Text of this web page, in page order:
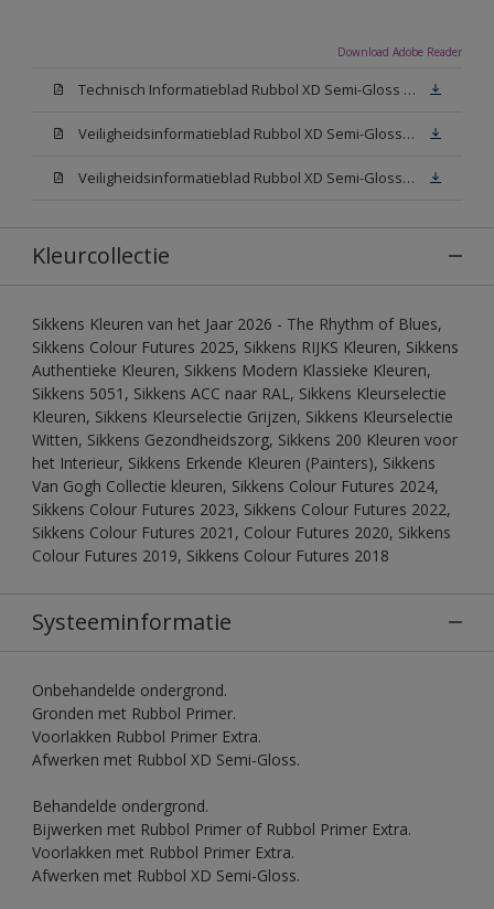
Download Adobe Reader
Technisch Informatieblad Rubbol XD Semi-Gloss (PDF)
Veiligheidsinformatieblad Rubbol XD Semi-Gloss White W05 (MSDS)
Veiligheidsinformatieblad Rubbol XD Semi-Gloss N00 (MSDS)
Kleurcollectie
Sikkens Kleuren van het Jaar 2026 - The Rhythm of Blues,
Sikkens Colour Futures 2025, Sikkens RIJKS Kleuren, Sikkens
Authentieke Kleuren, Sikkens Modern Klassieke Kleuren,
Sikkens 5051, Sikkens ACC naar RAL, Sikkens Kleurselectie
Kleuren, Sikkens Kleurselectie Grijzen, Sikkens Kleurselectie
Witten, Sikkens Gezondheidszorg, Sikkens 200 Kleuren voor
het Interieur, Sikkens Erkende Kleuren (Painters), Sikkens
Van Gogh Collectie kleuren, Sikkens Colour Futures 2024,
Sikkens Colour Futures 2023, Sikkens Colour Futures 2022,
Sikkens Colour Futures 2021, Colour Futures 2020, Sikkens
Colour Futures 2019, Sikkens Colour Futures 2018
Systeeminformatie
Onbehandelde ondergrond.
Gronden met Rubbol Primer.
Voorlakken Rubbol Primer Extra.
Afwerken met Rubbol XD Semi-Gloss.
Behandelde ondergrond.
Bijwerken met Rubbol Primer of Rubbol Primer Extra.
Voorlakken met Rubbol Primer Extra.
Afwerken met Rubbol XD Semi-Gloss.